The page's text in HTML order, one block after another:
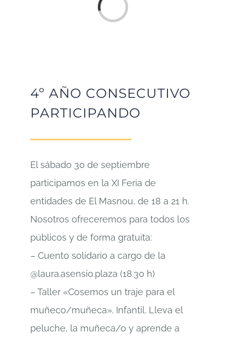
Loading...
4º AÑO CONSECUTIVO
PARTICIPANDO
El sábado 30 de septiembre
participamos en la XI Feria de
entidades de El Masnou, de 18 a 21 h.
Nosotros ofreceremos para todos los
públicos y de forma gratuita:
– Cuento solidario a cargo de la
@laura.asensio.plaza (18.30 h)
– Taller «Cosemos un traje para el
muñeco/muñeca». Infantil. Lleva el
peluche, la muñeca/o y aprende a